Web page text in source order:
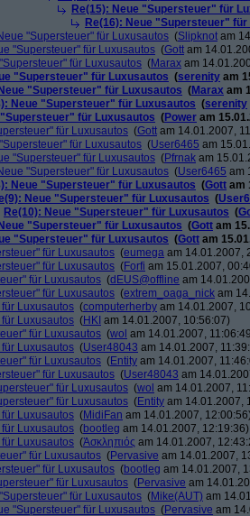
Re(15): Neue "Supersteuer" für
Re(16): Neue "Supersteuer"
"Supersteuer" für Luxusautos (Slipknot am
"Supersteuer" für Luxusautos (Gott am
für Luxusautos (Marax am
"Supersteuer" für Luxusautos (serenity am
"Supersteuer" für Luxusautos (Marax am
Neue "Supersteuer" für Luxusautos (serenity
"Supersteuer" für Luxusautos (Power am
für Luxusautos (Gott am 14.01.2007,
für Luxusautos (User6465 am
"Supersteuer" für Luxusautos (Pfrnak am
"Supersteuer" für Luxusautos (User6465 am
Neue "Supersteuer" für Luxusautos (Gott am
Neue "Supersteuer" für Luxusautos (
Re(10): Neue "Supersteuer" für Luxusautos (
"Supersteuer" für Luxusautos (Gott am
"Supersteuer" für Luxusautos (Gott am
für Luxusautos (eumega am 14.01.2007,
für Luxusautos (Forfi am 15.01.2007,
für Luxusautos (dEUS@offline am
für Luxusautos (extrem_oaga_nick am
Luxusautos (computerherby am 14.01.2007,
Luxusautos (HKI am 14.01.2007, 10:56:07)
für Luxusautos (wol am 14.01.2007,
Luxusautos (User48043 am 14.01.2007,
für Luxusautos (Entity am 14.01.2007,
für Luxusautos (User48043 am
für Luxusautos (wol am 14.01.2007,
für Luxusautos (Entity am 14.01.2007,
Luxusautos (MidiFan am 14.01.2007,
Luxusautos (bootleg am 14.01.2007, 12:19:36)
Luxusautos (Ἀσκληπιός am 14.01.2007,
für Luxusautos (Pervasive am 14.01.2007,
für Luxusautos (bootleg am 14.01.2007,
für Luxusautos (Pervasive am
für Luxusautos (Mike(AUT) am
"Supersteuer" für Luxusautos (Pervasive am